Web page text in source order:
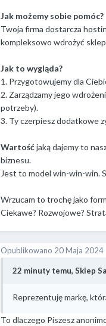
Jak możemy sobie pomóc?
Twoja firma dostarcza
kompleksowo wdrożyć
Jak to wygląda?
1. Przygotowujemy dla
2. Zarządzamy jego
potrzeby).
3. Ty czerpiesz dodatkowe
Wartośćjaką dajemy to
biznesu.
Jest to model win-win-win.
Wrzucam to trochę jako
Ciekawe? Rozwojowe?
Opublikowano 20 Maja 2024
22 minuty temu, Sklep
Reprezentuję markę,
To dlaczego Piszesz